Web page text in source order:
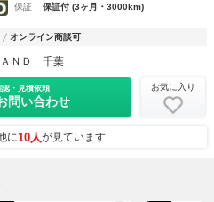
保証
保証付 (3ヶ月・3000km)
オンライン商談可
ＮＤ 千葉
認・見積依頼
問い合わせ
お気に入り
に10人が見ています